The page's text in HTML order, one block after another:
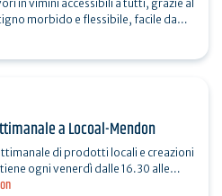
in vimini accessibili a tutti, grazie al
morbido e flessibile, facile da
a Locoal-Mendon
di prodotti locali e creazioni
ogni venerdì dalle 16.30 alle
de l'Église.